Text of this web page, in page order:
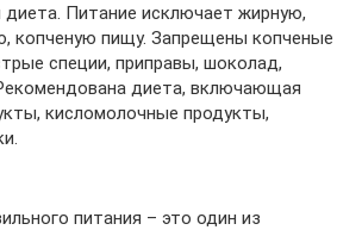
диета. Питание исключает жирную,
копченую пищу. Запрещены копченые
специи, приправы, шоколад,
диета, включающая
кисломолочные продукты,
питания – это один из